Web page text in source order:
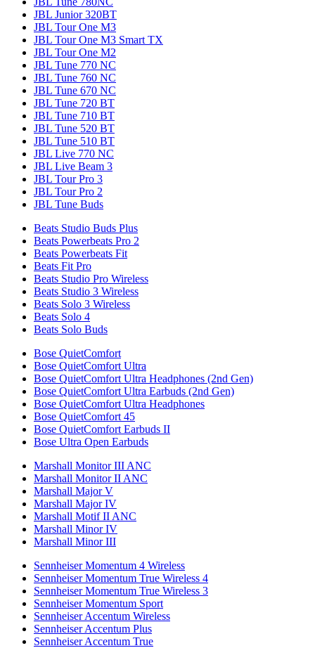
JBL Junior 320BT
JBL Tour One M3
JBL Tour One M3 Smart TX
JBL Tour One M2
JBL Tune 770 NC
JBL Tune 760 NC
JBL Tune 670 NC
JBL Tune 720 BT
JBL Tune 710 BT
JBL Tune 520 BT
JBL Tune 510 BT
JBL Live 770 NC
JBL Live Beam 3
JBL Tour Pro 3
JBL Tour Pro 2
JBL Tune Buds
Beats Studio Buds Plus
Beats Powerbeats Pro 2
Beats Powerbeats Fit
Beats Fit Pro
Beats Studio Pro Wireless
Beats Studio 3 Wireless
Beats Solo 3 Wireless
Beats Solo 4
Beats Solo Buds
Bose QuietComfort
Bose QuietComfort Ultra
Bose QuietComfort Ultra Headphones (2nd Gen)
Bose QuietComfort Ultra Earbuds (2nd Gen)
Bose QuietComfort Ultra Headphones
Bose QuietComfort 45
Bose QuietComfort Earbuds II
Bose Ultra Open Earbuds
Marshall Monitor III ANC
Marshall Monitor II ANC
Marshall Major V
Marshall Major IV
Marshall Motif II ANC
Marshall Minor IV
Marshall Minor III
Sennheiser Momentum 4 Wireless
Sennheiser Momentum True Wireless 4
Sennheiser Momentum True Wireless 3
Sennheiser Momentum Sport
Sennheiser Accentum Wireless
Sennheiser Accentum Plus
Sennheiser Accentum True